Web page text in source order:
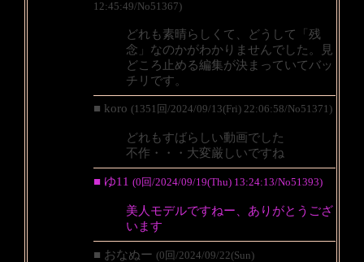
12:45:49/No51367)
どれも素晴らしくて、どうして「残
念」なのかがわかりませんでした。見
どころ止める編集が決まっていてバッ
チリです。
■ koro (1351回/2024/09/13(Fri) 22:06:58/No51371)
どれもすばらしい動画でした
不作・・・大変厳しいですね
■ ゆ11 (0回/2024/09/19(Thu) 13:24:13/No51393)
美人モデルですねー、ありがとうござ
います
■ おなぬー (0回/2024/09/22(Sun)